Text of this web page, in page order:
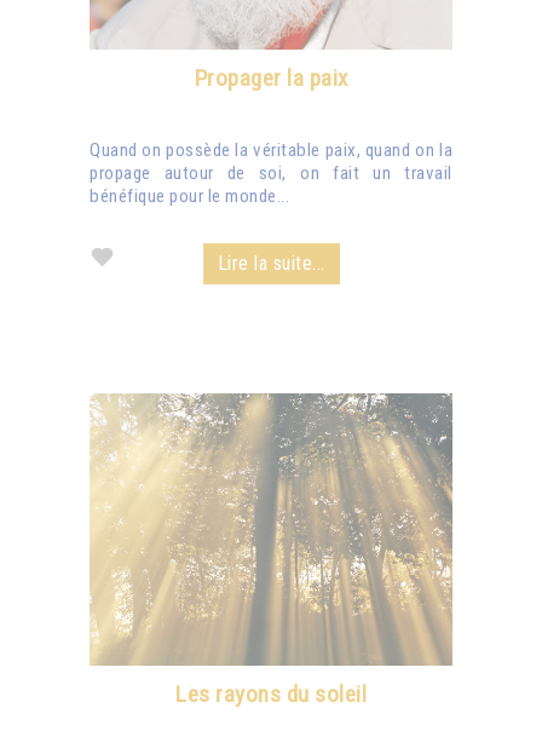
Propager la paix
Quand on possède la véritable paix, quand on la
propage autour de soi, on fait un travail
bénéfique pour le monde...
Lire la suite...
Les rayons du soleil